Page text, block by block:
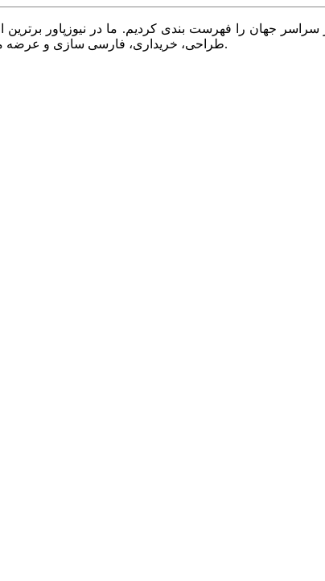
جهان را فهرست بندی کردیم. ما در نیوزپاور برترین
طراحی، خریداری، فارسی سازی و عرضه می کنیم. با نیوزپاور همیشه وب سایت خود را بروز و پویا نگه دارید.